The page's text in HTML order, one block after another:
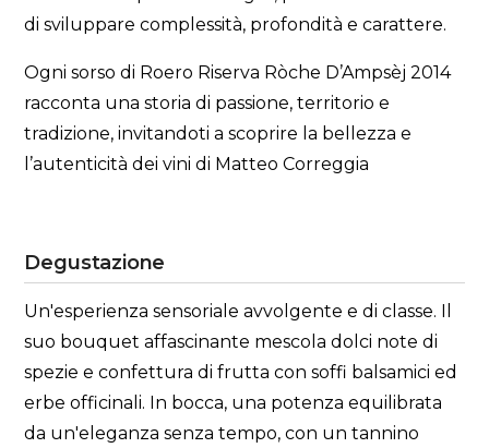
di sviluppare complessità, profondità e carattere.
Ogni sorso di Roero Riserva Ròche D’Ampsèj 2014
racconta una storia di passione, territorio e
tradizione, invitandoti a scoprire la bellezza e
l’autenticità dei vini di Matteo Correggia
Degustazione
Un'esperienza sensoriale avvolgente e di classe. Il
suo bouquet affascinante mescola dolci note di
spezie e confettura di frutta con soffi balsamici ed
erbe officinali. In bocca, una potenza equilibrata
da un'eleganza senza tempo, con un tannino